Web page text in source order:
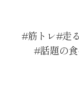
筋トレ 走
話題の